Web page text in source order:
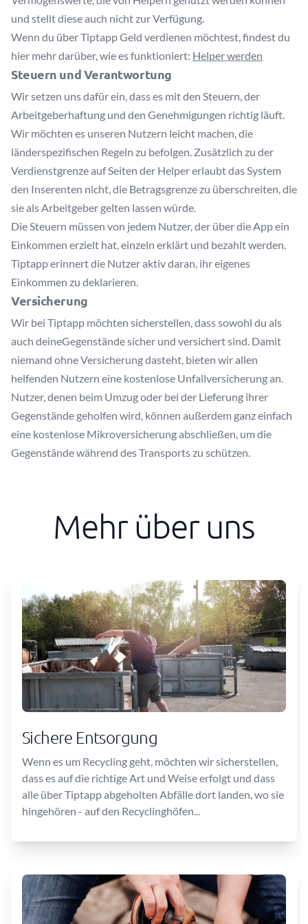
und stellt diese auch nicht zur Verfügung.
Wenn du über Tiptapp Geld verdienen möchtest, findest du
hier mehr darüber, wie es funktioniert: Helper werden
Steuern und Verantwortung
Wir setzen uns dafür ein, dass es mit den Steuern, der
Arbeitgeberhaftung und den Genehmigungen richtig läuft.
Wir möchten es unseren Nutzern leicht machen, die
länderspezifischen Regeln zu befolgen. Zusätzlich zu der
Verdienstgrenze auf Seiten der Helper erlaubt das System
den Inserenten nicht, die Betragsgrenze zu überschreiten, die
sie als Arbeitgeber gelten lassen würde.
Die Steuern müssen von jedem Nutzer, der über die App ein
Einkommen erzielt hat, einzeln erklärt und bezahlt werden.
Tiptapp erinnert die Nutzer aktiv daran, ihr eigenes
Einkommen zu deklarieren.
Versicherung
Wir bei Tiptapp möchten sicherstellen, dass sowohl du als
auch deineGegenstände sicher und versichert sind. Damit
niemand ohne Versicherung dasteht, bieten wir allen
helfenden Nutzern eine kostenlose Unfallversicherung an.
Nutzer, denen beim Umzug oder bei der Lieferung ihrer
Gegenstände geholfen wird, können außerdem ganz einfach
eine kostenlose Mikroversicherung abschließen, um die
Gegenstände während des Transports zu schützen.
Mehr über uns
Sichere Entsorgung
Wenn es um Recycling geht, möchten wir sicherstellen,
dass es auf die richtige Art und Weise erfolgt und dass
alle über Tiptapp abgeholten Abfälle dort landen, wo sie
hingehören - auf den Recyclinghöfen...